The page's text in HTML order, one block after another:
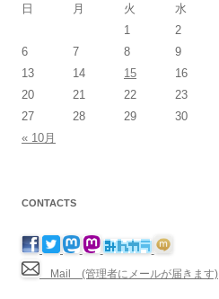
日
月 火 水
1
2
6
7 8 9
13
14 15 16
20
21 22 23
27
28 29
30
« 10月
CONTACTS
Mail (管理者にメールが届きます)